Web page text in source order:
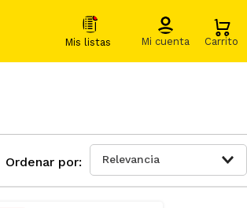
Relevancia